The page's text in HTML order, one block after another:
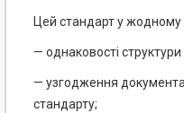
Цей стандарт у жодному
— однаковості структури
— узгодження
стандарту;